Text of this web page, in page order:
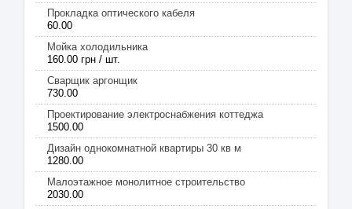
Прокладка оптического кабеля
60.00
Мойка холодильника
160.00 грн / шт.
Сварщик аргонщик
730.00
Проектирование электроснабжения коттеджа
1500.00
Дизайн однокомнатной квартиры 30 кв м
1280.00
Малоэтажное монолитное строительство
2030.00